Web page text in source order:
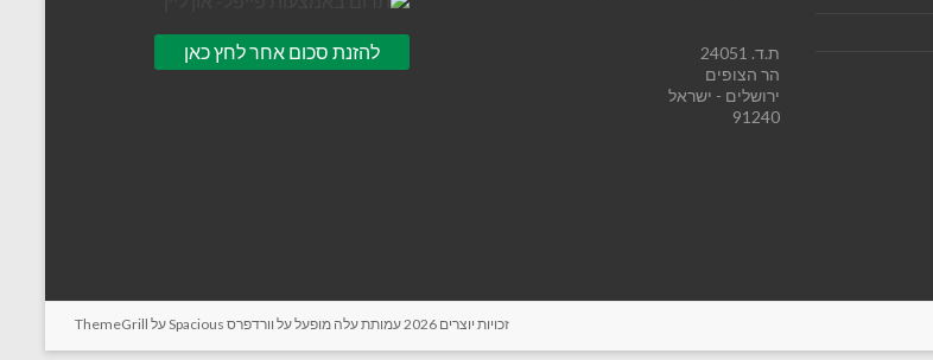
ת.ד. 24051
הר הצופים
ירושלים - ישראל
91240
זכויות יוצרים 2026 עמותת עלה מופעל על וורדפרס ThemeGrill